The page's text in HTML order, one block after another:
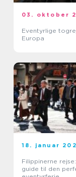
03. oktober
Eventyrlige
Europa
18. januar
Filippinerne
guide til den